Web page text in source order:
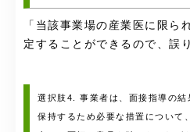
「当該事業場の産業医に限ら
定することができるので、誤
選択肢4. 事業者は、面接指導の結
保持するため必要な措置について